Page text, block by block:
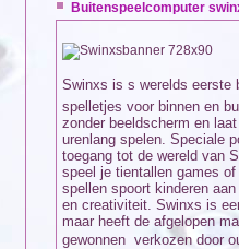
Buitenspeelcomputer
Swinxs is s werelds eerste
spelletjes voor binnen en
zonder beeldscherm en
urenlang spelen. Speciale
toegang tot de wereld van
speel je tientallen games
spellen spoort kinderen
en creativiteit. Swinxs is
maar heeft de afgelopen
gewonnen  verkozen door